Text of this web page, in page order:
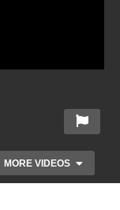
MORE VIDEOS